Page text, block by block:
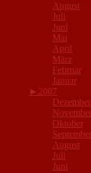
August
Juli
Juni
Mai
April
März
Februar
Januar
► 2007
Dezember
Oktober
August
Juli
Juni